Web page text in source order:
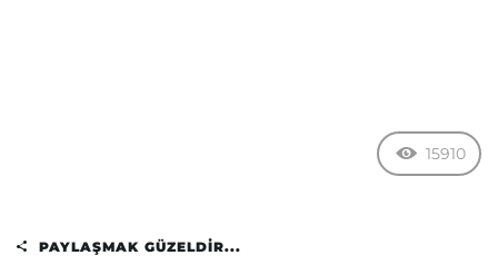
15910
PAYLAŞMAK GÜZELDIR...